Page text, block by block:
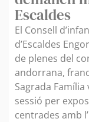
Escaldes
El Consell
d’Escaldes
de plenes del
andorrana,
Sagrada
sessió per
centrades amb